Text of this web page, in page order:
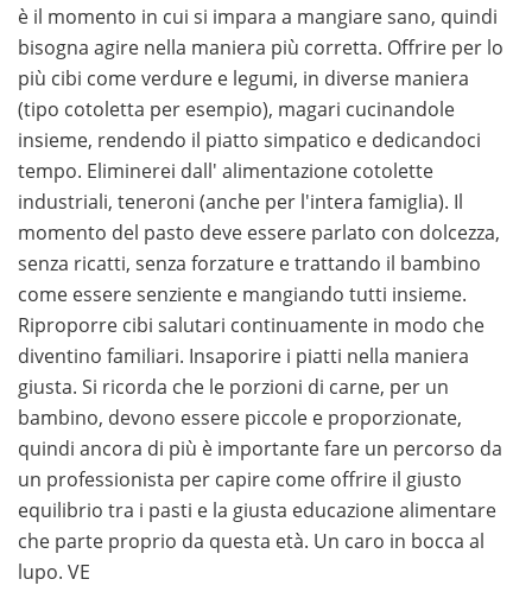
è il momento in cui si impara a mangiare sano, quindi
bisogna agire nella maniera più corretta. Offrire per lo
più cibi come verdure e legumi, in diverse maniera
(tipo cotoletta per esempio), magari cucinandole
insieme, rendendo il piatto simpatico e dedicandoci
tempo. Eliminerei dall' alimentazione cotolette
industriali, teneroni (anche per l'intera famiglia). Il
momento del pasto deve essere parlato con dolcezza,
senza ricatti, senza forzature e trattando il bambino
come essere senziente e mangiando tutti insieme.
Riproporre cibi salutari continuamente in modo che
diventino familiari. Insaporire i piatti nella maniera
giusta. Si ricorda che le porzioni di carne, per un
bambino, devono essere piccole e proporzionate,
quindi ancora di più è importante fare un percorso da
un professionista per capire come offrire il giusto
equilibrio tra i pasti e la giusta educazione alimentare
che parte proprio da questa età. Un caro in bocca al
lupo. VE